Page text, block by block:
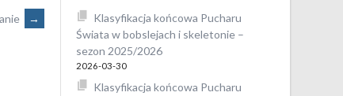
→
Klasyfikacja końcowa Pucharu
Świata w bobslejach i skeletonie –
sezon 2025/2026
2026-03-30
Klasyfikacja końcowa Pucharu